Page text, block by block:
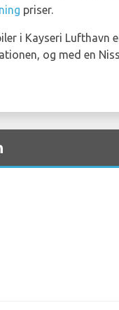
priser.
i Kayseri Lufthavn
og med en